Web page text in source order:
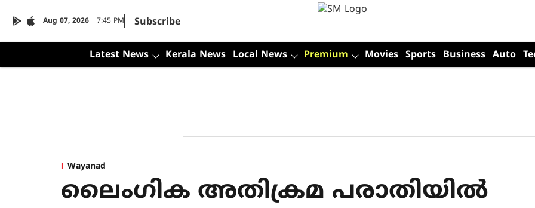
Aug 07, 2026 7:45 PM Subscribe
Latest News Kerala News Local News Premium Movies Sports Business Auto
Wayanad
ലൈംഗിക അതിക്രമ പരാതിയിൽ